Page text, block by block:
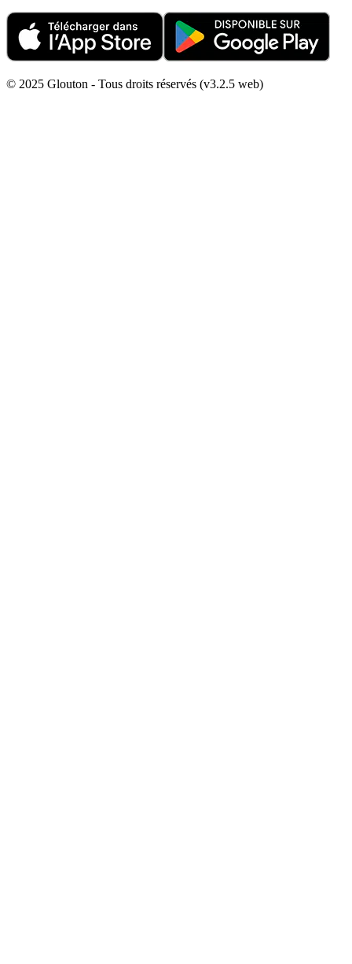
© 2025 Glouton - Tous droits réservés (v3.2.5 web)